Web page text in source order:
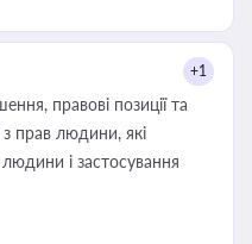
+1
правові позиції та
прав людини, які
і застосування